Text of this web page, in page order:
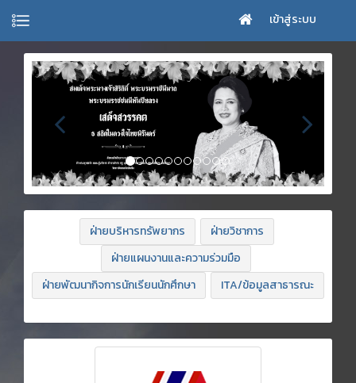
เข้าสู่ระบบ
ฝ่ายบริหารทรัพยากร
ฝ่ายวิชาการ
ฝ่ายแผนงานและความร่วมมือ
ฝ่ายพัฒนากิจการนักเรียนนักศึกษา
ITA/ข้อมูลสาธารณะ